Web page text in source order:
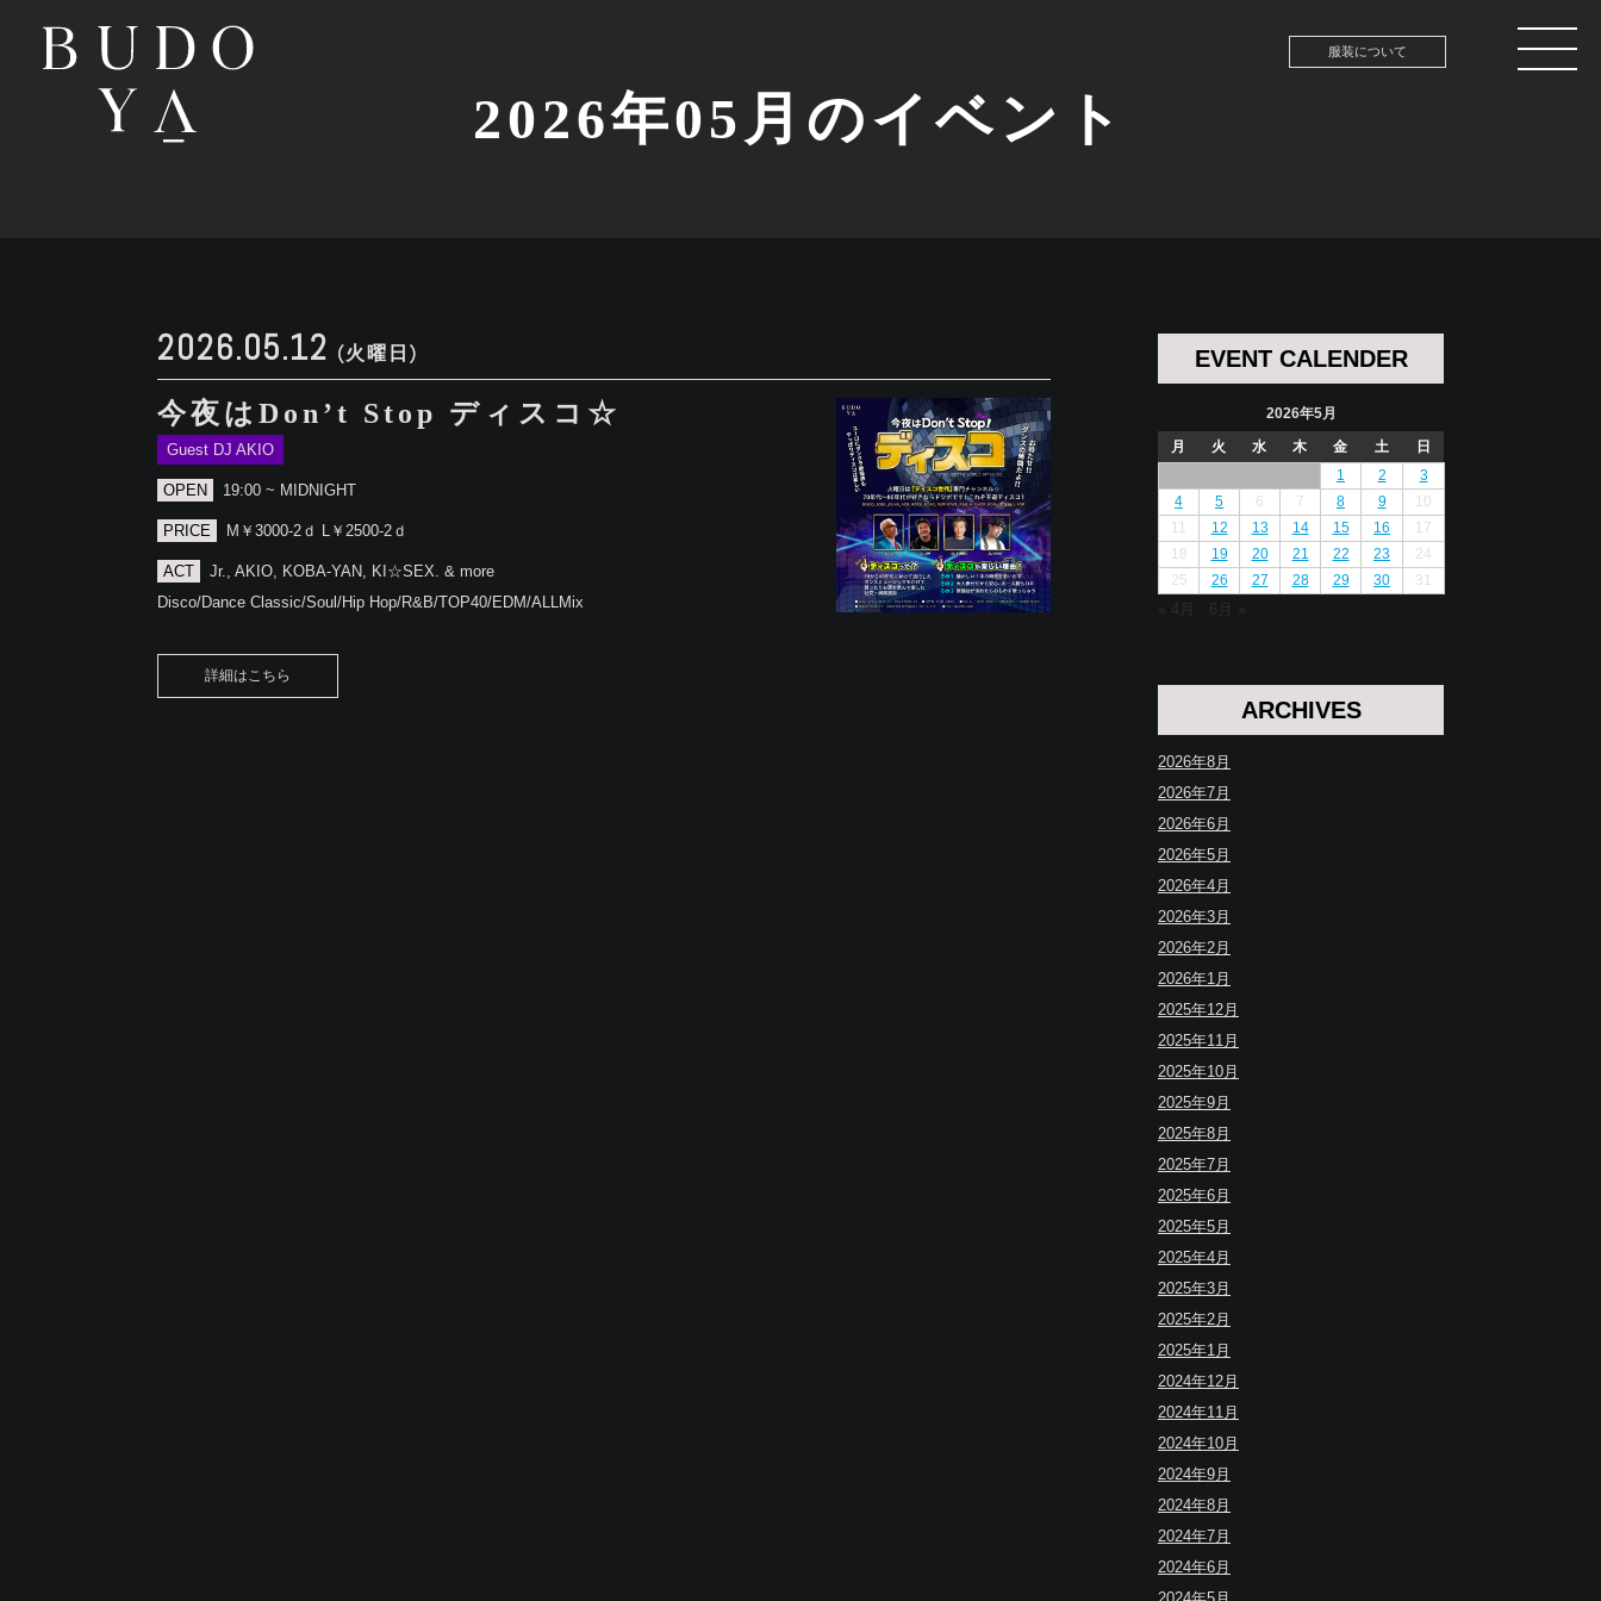
服装について
2026年05月のイベント
2026.05.12 (火曜日)
今夜はDon’t Stop ディスコ☆
Guest DJ AKIO
OPEN 19:00 ~ MIDNIGHT
PRICE M￥3000-2ｄ L￥2500-2ｄ
ACT
Jr., AKIO, KOBA-YAN, KI☆SEX. & more
Disco/Dance Classic/Soul/Hip Hop/R&B/TOP40/EDM/ALLMix
詳細はこちら
EVENT CALENDER
2026年5月
月
火 水 木 金 土
日
1
2
3
4
5 6 7 8 9
10
11
12 13 14 15 16
17
18
19 20 21 22 23
24
25
26 27 28 29 30 31
6月 »
ARCHIVES
2026年8月
2026年7月
2026年6月
2026年5月
2026年4月
2026年3月
2026年2月
2026年1月
2025年12月
2025年11月
2025年10月
2025年9月
2025年8月
2025年7月
2025年6月
2025年5月
2025年4月
2025年3月
2025年2月
2025年1月
2024年12月
2024年11月
2024年10月
2024年9月
2024年8月
2024年7月
2024年6月